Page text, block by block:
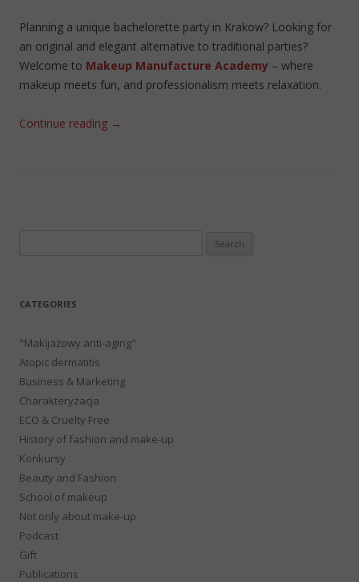
Planning a unique bachelorette party in Krakow? Looking for
an original and elegant alternative to traditional parties?
Welcome to Makeup Manufacture Academy – where
makeup meets fun, and professionalism meets relaxation.
Continue reading →
CATEGORIES
"Makijażowy anti-aging"
Atopic dermatitis
Business & Marketing
Charakteryzacja
ECO & Cruelty Free
History of fashion and make-up
Konkursy
Beauty and Fashion
School of makeup
Not only about make-up
Podcast
Gift
Publications